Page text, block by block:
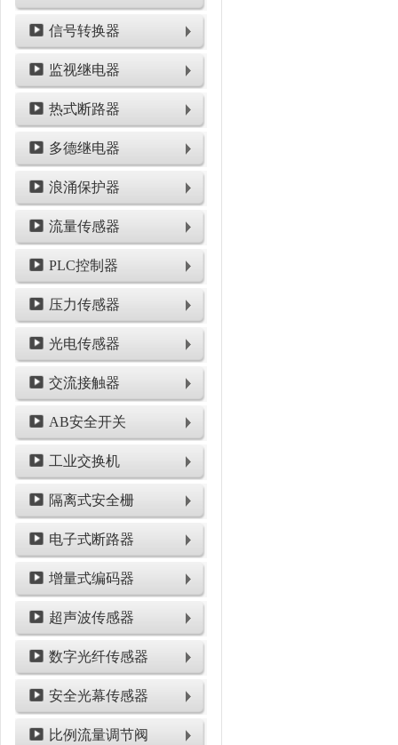
信号转换器
监视继电器
热式断路器
多德继电器
浪涌保护器
流量传感器
PLC控制器
压力传感器
光电传感器
交流接触器
AB安全开关
工业交换机
隔离式安全栅
电子式断路器
增量式编码器
超声波传感器
数字光纤传感器
安全光幕传感器
比例流量调节阀